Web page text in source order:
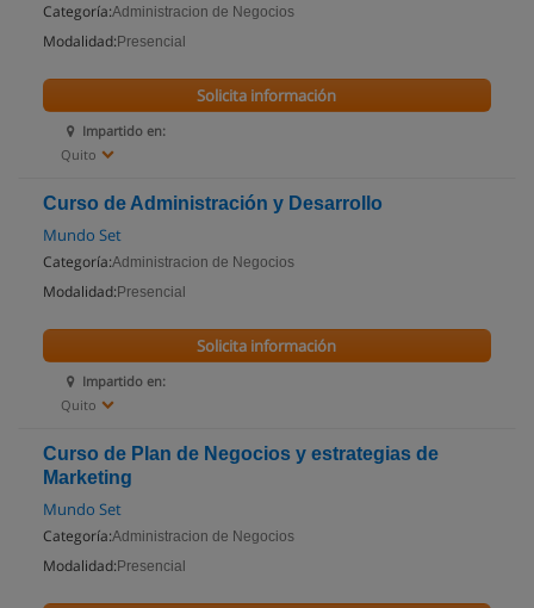
Categoría:Administracion de Negocios
Modalidad: Presencial
Impartido en:
Quito
Solicita información
Curso de Administración y Desarrollo
Mundo Set
Categoría:Administracion de Negocios
Modalidad: Presencial
Impartido en:
Quito
Solicita información
Curso de Plan de Negocios y estrategias de
Marketing
Mundo Set
Categoría:Administracion de Negocios
Modalidad: Presencial